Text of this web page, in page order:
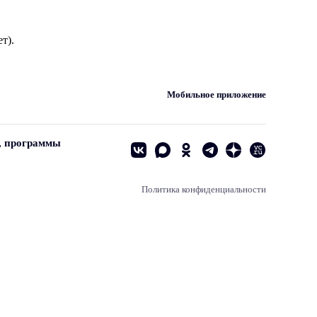
Мобильное приложение
программы
Политика конфиденциальности